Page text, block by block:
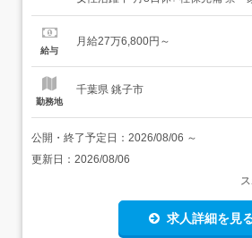
可 賞与 まかないあり 求人情報掲載期間:2026/07/16～
給与
月給27万6,800円～
勤務地
千葉県 銚子市
公開・終了予定日： 2026/08/06 ～
更新日： 2026/08/06
求人詳細を見